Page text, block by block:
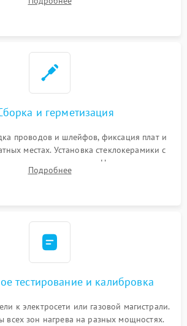
контактов и замена поврежденной
и герметизация
проводов и шлейфов, фиксация плат и
местах. Установка стеклокерамики с
равномерности зазоров. Нанесение
герметика или укладка уплотнительной
Подробнее
тестирование и калибровка
к электросети или газовой магистрали.
всех зон нагрева на разных мощностях.